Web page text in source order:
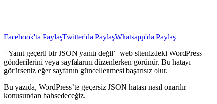
Facebook'ta PaylaşTwitter'da PaylaşWhatsapp'da Paylaş
‘Yanıt geçerli bir JSON yanıtı değil’ web sitenizdeki WordPress
gönderilerini veya sayfalarını düzenlerken görünür. Bu hatayı
görürseniz eğer sayfanın güncellenmesi başarısız olur.
Bu yazıda, WordPress’te geçersiz JSON hatası nasıl onarılır
konusundan bahsedeceğiz.